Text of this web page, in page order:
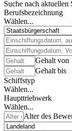
Suche nach aktuellen
Berufsbezeichnung
Wählen...
Gehalt von
Gehalt bis
Schiffstyp
Wählen...
Haupttriebwerk
Wählen...
Alter des